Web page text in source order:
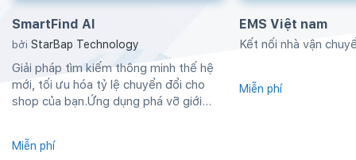
SmartFind AI
bởi StarBap Technology
Giải pháp tìm kiếm thông minh thế hệ
mới, tối ưu hóa tỷ lệ chuyển đổi cho
shop của bạn.Ứng dụng phá vỡ giới
Miễn phí
EMS Việt nam
Kết nối nhà vận
Miễn phí